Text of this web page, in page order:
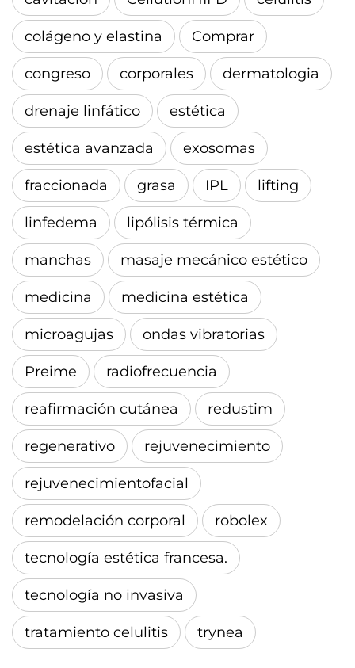
colágeno y elastina Comprar
congreso corporales dermatologia
drenaje linfático estética
estética avanzada exosomas
fraccionada grasa IPL lifting
linfedema lipólisis térmica
manchas masaje mecánico estético
medicina medicina estética
microagujas ondas vibratorias
Preime radiofrecuencia
reafirmación cutánea redustim
regenerativo rejuvenecimiento
rejuvenecimientofacial
remodelación corporal robolex
tecnología estética francesa.
tecnología no invasiva
tratamiento celulitis trynea